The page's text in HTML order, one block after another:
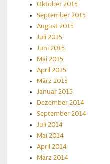
Oktober 2015
September 2015
August 2015
Juli 2015
Juni 2015
Mai 2015
April 2015
März 2015
Januar 2015
Dezember 2014
September 2014
Juli 2014
Mai 2014
April 2014
März 2014